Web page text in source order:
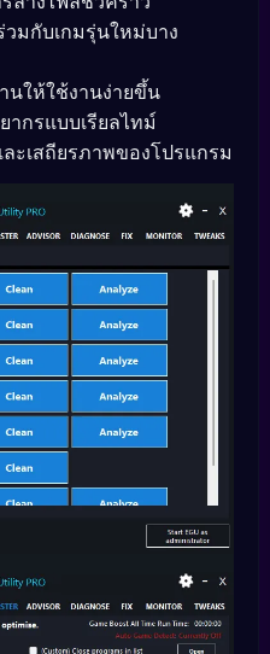
มกับเกมรุ่นใหม่บาง
นให้ใช้งานง่ายขึ้น
ากรแบบเรียลไทม์
ะเสถียรภาพของโปรแกรม